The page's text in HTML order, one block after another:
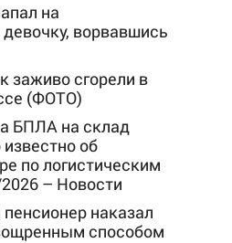
на
ворвавшись
заживо сгорели в
(ФОТО)
БПЛА на склад
об
по логистическим
– Новости
наказал
способом